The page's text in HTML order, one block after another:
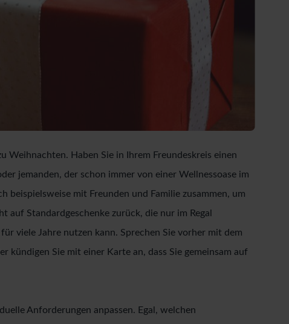
Weihnachten. Haben Sie in Ihrem Freundeskreis einen
jemanden, der schon immer von einer Wellnessoase im
beispielsweise mit Freunden und Familie zusammen, um
auf Standardgeschenke zurück, die nur im Regal
viele Jahre nutzen kann. Sprechen Sie vorher mit dem
kündigen Sie mit einer Karte an, dass Sie gemeinsam auf
Anforderungen anpassen. Egal, welchen